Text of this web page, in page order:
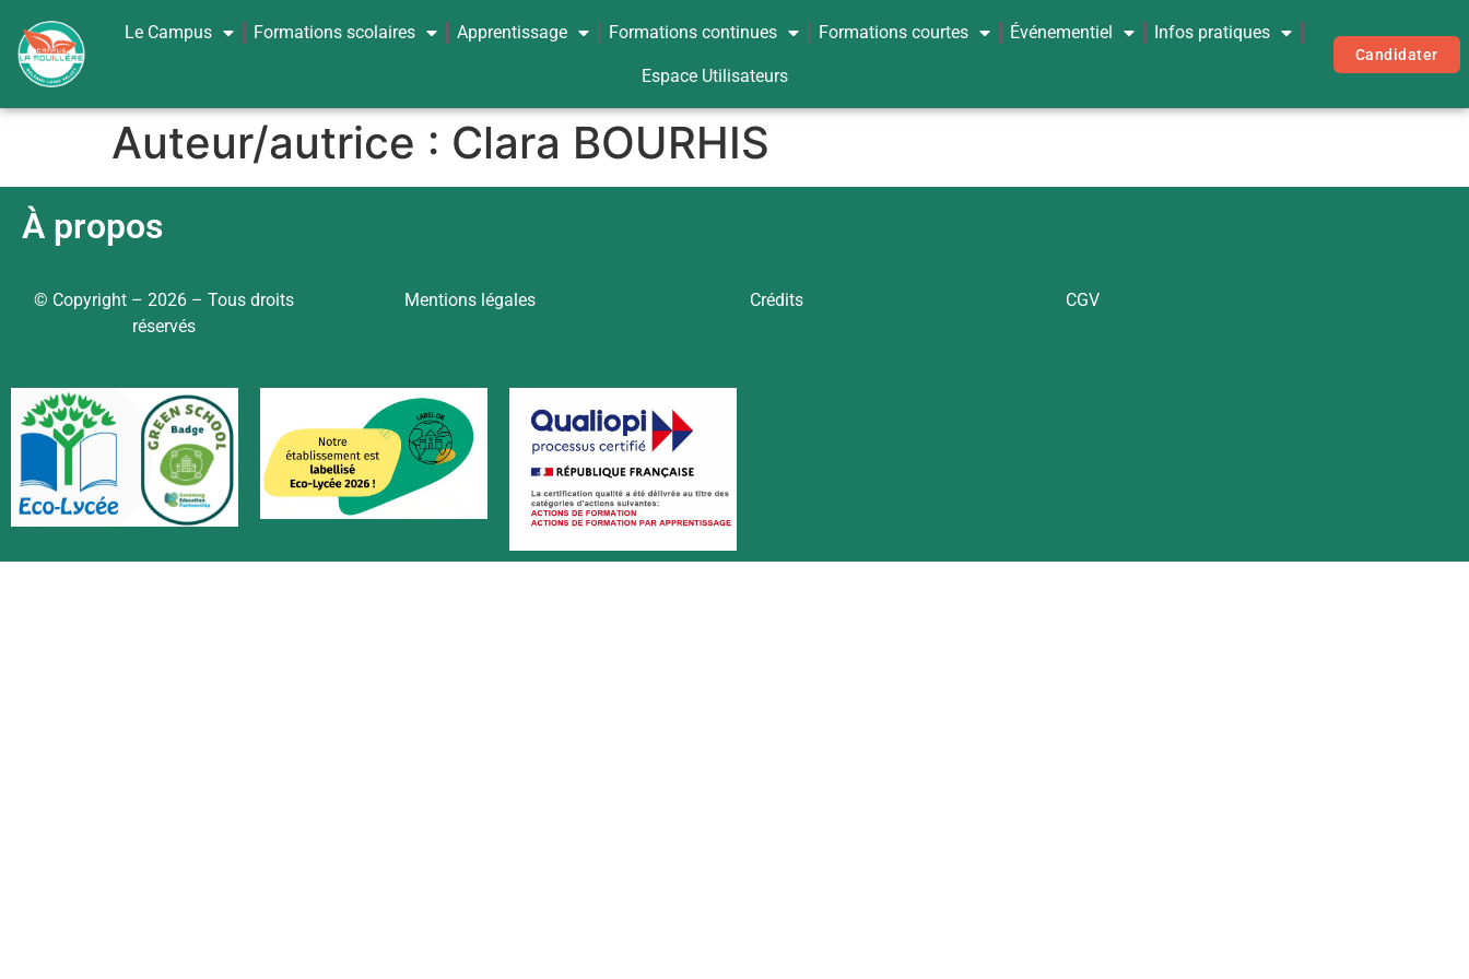
Le Campus Formations scolaires Apprentissage Formations continues Formations courtes Événementiel Infos pratiques
Espace Utilisateurs
Candidater
Auteur/autrice : Clara BOURHIS
À propos
© Copyright – 2026 – Tous droits
réservés
Mentions légales Crédits CGV